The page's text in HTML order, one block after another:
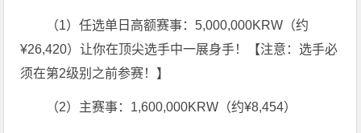
（1）任选单日高额赛事：5,000,000KRW（约
¥26,420）让你在顶尖选手中一展身手！【注意：选手必
须在第2级别之前参赛！】
（2）主赛事：1,600,000KRW（约¥8,454）